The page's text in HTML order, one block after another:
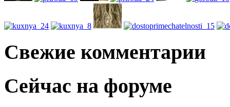
Свежие комментарии
Сейчас на форуме